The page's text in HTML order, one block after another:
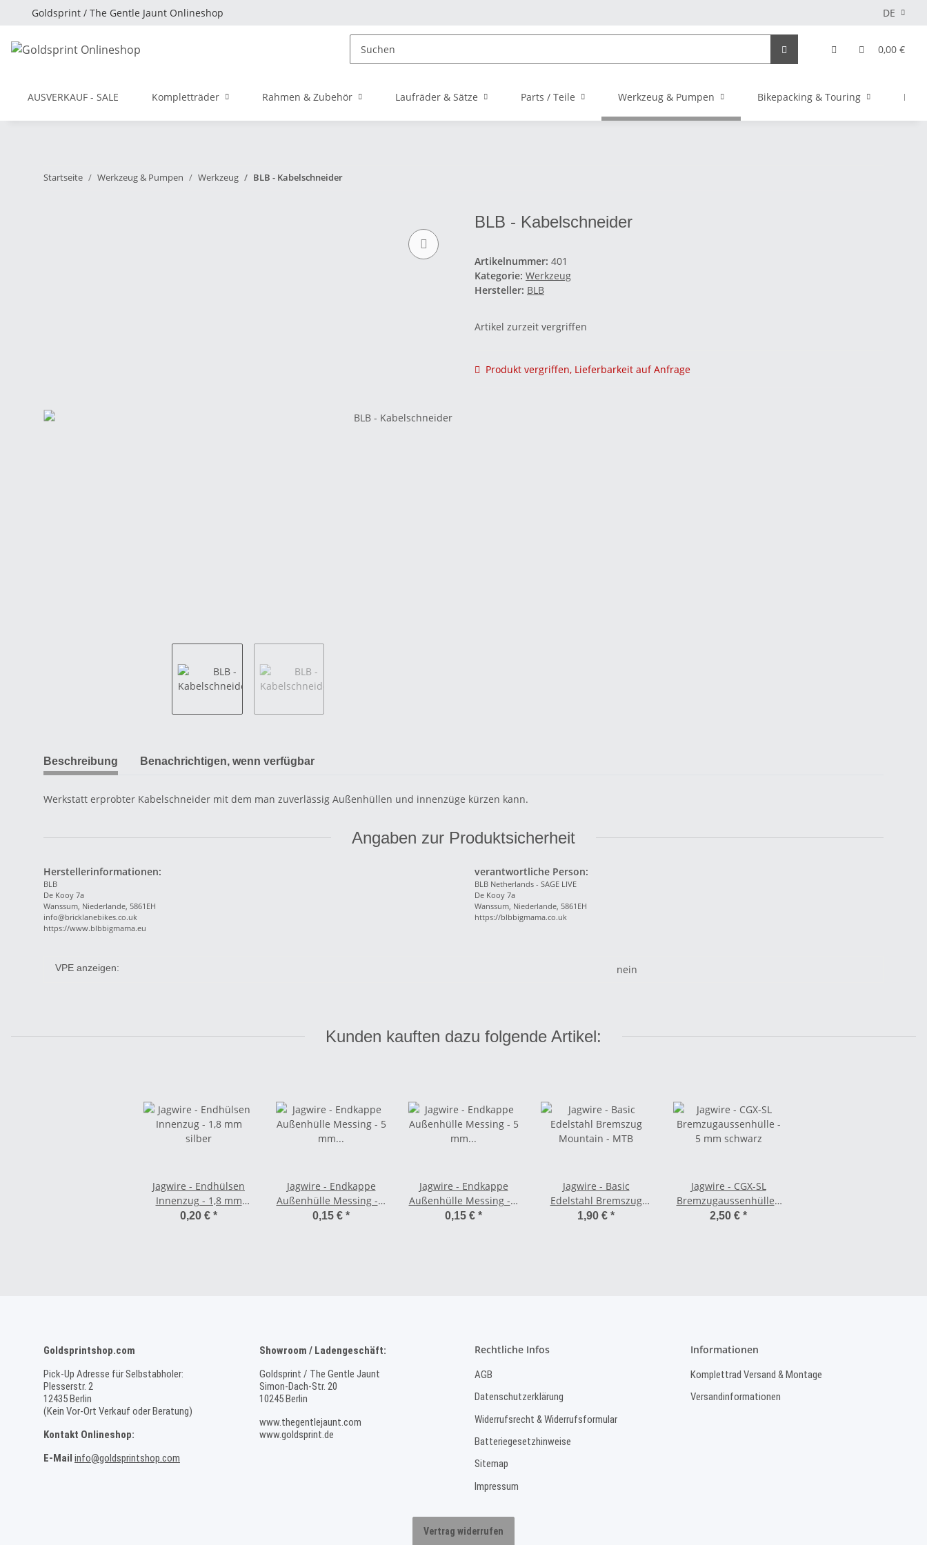
DE
Goldsprint / The Gentle Jaunt Onlineshop
0,00 €
AUSVERKAUF - SALE Kompletträder Rahmen & Zubehör Laufräder & Sätze Parts / Teile Werkzeug & Pumpen Bikepacking & Touring
Startseite Werkzeug & Pumpen Werkzeug BLB - Kabelschneider
BLB - Kabelschneider
Artikelnummer: 401
Kategorie: Werkzeug
Hersteller: BLB
Artikel zurzeit vergriffen
Produkt vergriffen, Lieferbarkeit auf Anfrage
Beschreibung Benachrichtigen, wenn verfügbar
Werkstatt erprobter Kabelschneider mit dem man zuverlässig Außenhüllen und innenzüge kürzen kann.
Angaben zur Produktsicherheit
Herstellerinformationen:
BLB
De Kooy 7a
Wanssum, Niederlande, 5861EH
info@bricklanebikes.co.uk
https://www.blbbigmama.eu
verantwortliche Person:
BLB Netherlands - SAGE LIVE
De Kooy 7a
Wanssum, Niederlande, 5861EH
https://blbbigmama.co.uk
VPE anzeigen: nein
Kunden kauften dazu folgende Artikel:
Jagwire - Endhülsen
Innenzug - 1,8 mm
silber
0,20 € *
Jagwire - Endkappe
Außenhülle Messing - 5
mm schwarz
0,15 € *
Jagwire - Endkappe
Außenhülle Messing - 5
mm silber
0,15 € *
Jagwire - Basic
Edelstahl Bremszug
Mountain - MTB
1,90 € *
Jagwire - CGX-SL
Bremzugaussenhülle -
5 mm schwarz
2,50 € *
Goldsprintshop.com
Pick-Up Adresse für Selbstabholer:
Plesserstr. 2
12435 Berlin
(Kein Vor-Ort Verkauf oder Beratung)
Kontakt Onlineshop:
E-Mail info@goldsprintshop.com
Showroom / Ladengeschäft:
Goldsprint / The Gentle Jaunt
Simon-Dach-Str. 20
10245 Berlin
www.thegentlejaunt.com
www.goldsprint.de
Rechtliche Infos
AGB
Datenschutzerklärung
Widerrufsrecht & Widerrufsformular
Batteriegesetzhinweise
Sitemap
Impressum
Informationen
Komplettrad Versand & Montage
Versandinformationen
Vertrag widerrufen